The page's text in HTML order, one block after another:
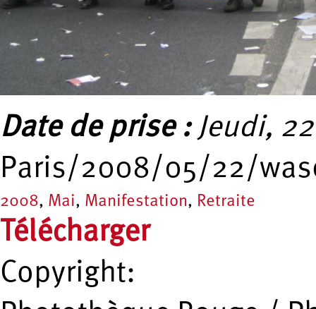
Date de prise : Jeudi,
Paris/2008/05/22/
2008, Mai, Manifestation, Retraite
Télécharger
Copyright: